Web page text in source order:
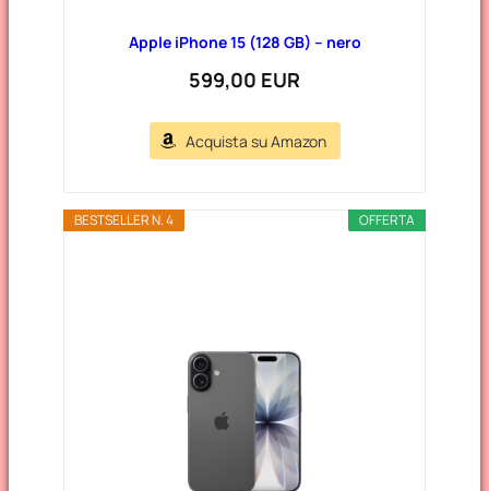
Apple iPhone 15 (128 GB) – nero
599,00 EUR
Acquista su Amazon
OFFERTA
BESTSELLER N. 4